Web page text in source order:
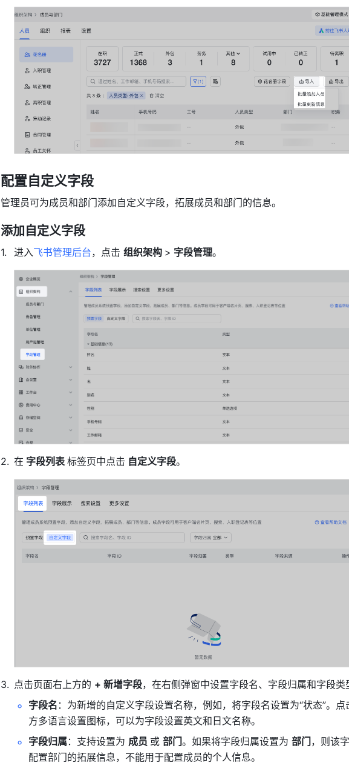
配置自定义字段
管理员可为成员和部门添加自定义字段，拓展成员和部门的信息。
添加自定义字段
进入飞书管理后台，点击 组织架构 > 字段管理。
在 字段列表 标签页中点击 自定义字段。
点击页面右上方的 + 新增字段，在右侧弹窗中设置字段名、字段归属和字段类
字段名 ：为新增的自定义字段设置名称，例如，将字段名设置为“状态”。
方多语言设置图标，可以为字段设置英文和日文名称。
字段归属 ：支持设置为 成员 或 部门。如果将字段归属设置为 部门 ，则该
配置部门的拓展信息，不能用于配置成员的个人信息。